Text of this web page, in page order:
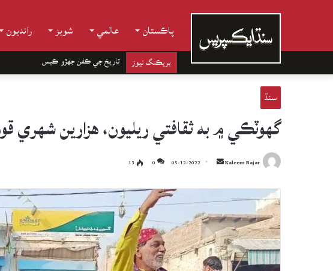
پاڪستان عالمي شوبز رانديون
بريڪنگ نيوز تاريخ جي ڪفن جھڙو ڪيس
سنڌ
گهوٽڪي ۾ به ثقافتي ريليون، هزارين شهري
Kaleem Rajar
Send
email
05-12-2022
0
13